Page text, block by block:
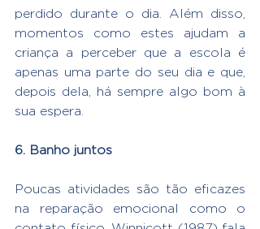
perdido durante o dia. Além disso,
momentos como estes ajudam a
criança a perceber que a escola é
apenas uma parte do seu dia e que,
depois dela, há sempre algo bom à
sua espera.
6. Banho juntos
Poucas atividades são tão eficazes
na reparação emocional como o